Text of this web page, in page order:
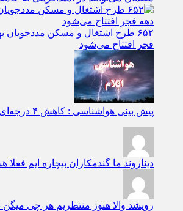
۶۵۲ طرح اشتغال و مسکن مددجویان
فجر افتتاح می‌شود
پیش بینی هواشناسی : کاهش ۴ درجه‌ای دمای هوای ایلام
دیناروند ما گندمکاران بیچاره ایم
رویشد والا هنوز منتطریم هر چی میگن